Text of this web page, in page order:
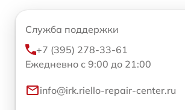
Служба поддержки
+7 (395) 278-33-61
Ежедневно с 9:00 до 21:00
info@irk.riello-repair-center.ru